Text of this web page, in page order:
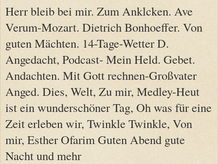
Herr bleib bei mir. Zum Anklcken. Ave
Verum-Mozart. Dietrich Bonhoeffer. Von
guten Mächten. 14-Tage-Wetter D.
Angedacht, Podcast- Mein Held. Gebet.
Andachten. Mit Gott rechnen-Großvater
Anged. Dies, Welt, Zu mir, Medley-Heut
ist ein wunderschöner Tag, Oh was für eine
Zeit erleben wir, Twinkle Twinkle, Von
mir, Esther Ofarim Guten Abend gute
Nacht und mehr